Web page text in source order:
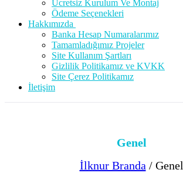
Ücretsiz Kurulum Ve Montaj
Ödeme Seçenekleri
Hakkımızda
Banka Hesap Numaralarımız
Tamamladığımız Projeler
Site Kullanım Şartları
Gizlilik Politikamız ve KVKK
Site Çerez Politikamız
İletişim
Genel
İlknur Branda / Genel